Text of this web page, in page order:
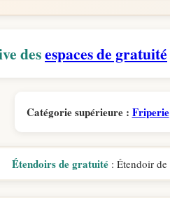
desespaces de gratuité
Catégorie supérieure : Friperie
Étendoirs de gratuité: Étendoir de